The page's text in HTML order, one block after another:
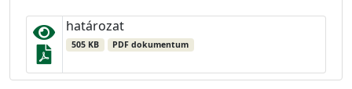
határozat
505 KB PDF dokumentum